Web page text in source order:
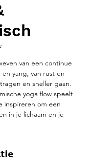
van een continue
en yang, van rust en
en sneller gaan.
yoga flow speelt
inspireren om een
in je lichaam en je